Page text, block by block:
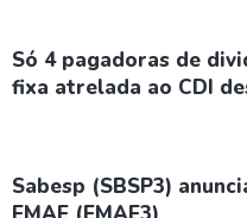
Só 4 pagadoras de
fixa atrelada ao CDI
Sabesp (SBSP3)